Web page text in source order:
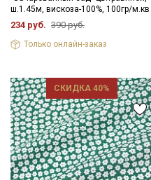
ш.1.45м, вискоза-100%, 100гр/м.кв
234 руб. 390 руб.
Только онлайн-заказ
СКИДКА 40%